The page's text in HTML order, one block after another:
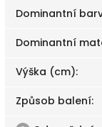
Dominantní
Dominantní
Výška (cm):
Způsob balení: